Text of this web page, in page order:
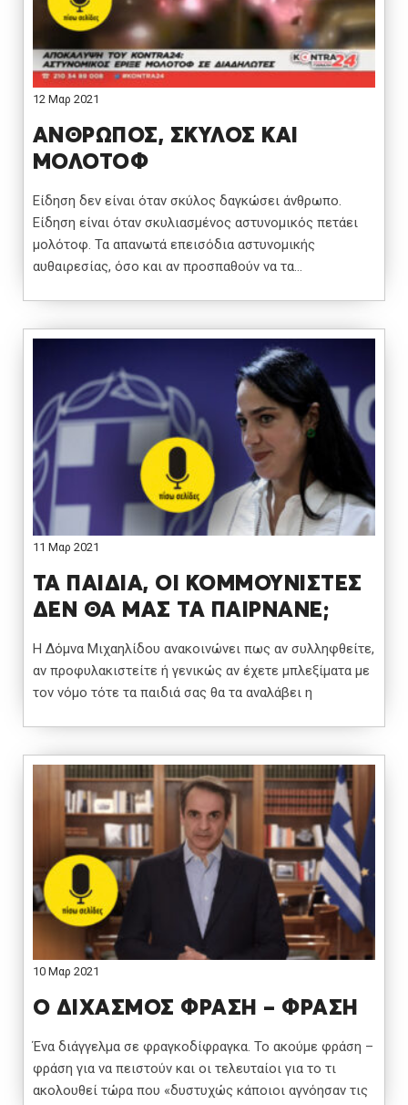
12 Μαρ 2021
ΑΝΘΡΩΠΟΣ, ΣΚΥΛΟΣ ΚΑΙ
ΜΟΛΟΤΟΦ
Είδηση δεν είναι όταν σκύλος δαγκώσει άνθρωπο.
Είδηση είναι όταν σκυλιασμένος αστυνομικός πετάει
μολότοφ. Τα απανωτά επεισόδια αστυνομικής
αυθαιρεσίας, όσο και αν προσπαθούν να τα…
11 Μαρ 2021
ΤΑ ΠΑΙΔΙΑ, ΟΙ ΚΟΜΜΟΥΝΙΣΤΕΣ
ΔΕΝ ΘΑ ΜΑΣ ΤΑ ΠΑΙΡΝΑΝΕ;
Η Δόμνα Μιχαηλίδου ανακοινώνει πως αν συλληφθείτε,
αν προφυλακιστείτε ή γενικώς αν έχετε μπλεξίματα με
τον νόμο τότε τα παιδιά σας θα τα αναλάβει η
10 Μαρ 2021
Ο ΔΙΧΑΣΜΟΣ ΦΡΑΣΗ – ΦΡΑΣΗ
Ένα διάγγελμα σε φραγκοδίφραγκα. Το ακούμε φράση –
φράση για να πειστούν και οι τελευταίοι για το τι
ακολουθεί τώρα που «δυστυχώς κάποιοι αγνόησαν τις